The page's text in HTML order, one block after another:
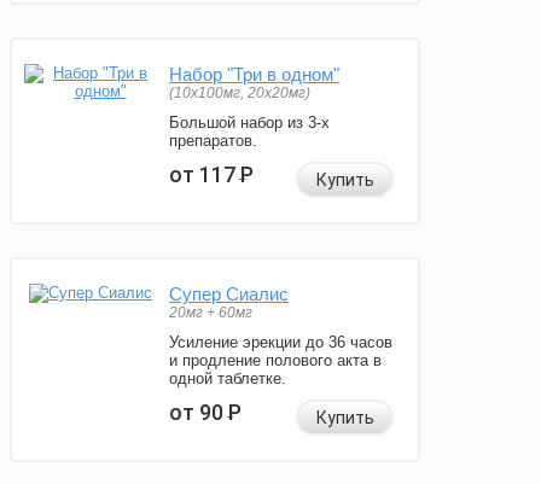
Набор "Три в одном"
(10x100мг, 20x20мг)
Большой набор из 3-х
препаратов.
от 117Р Купить
Супер Сиалис
20мг + 60мг
Усиление эрекции до 36 часов
и продление полового акта в
одной таблетке.
от 90Р Купить